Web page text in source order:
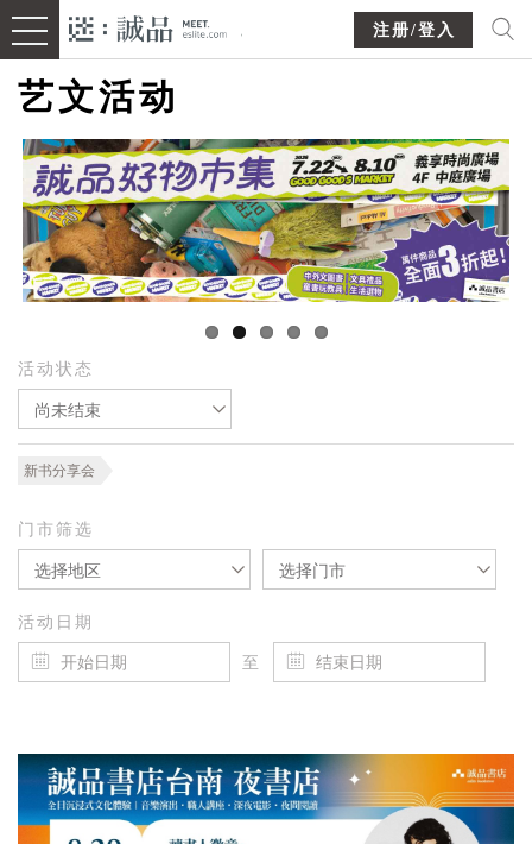
注册/登入
艺文活动
活动状态
尚未结束
新书分享会
门市筛选
选择地区 选择门市
活动日期
至